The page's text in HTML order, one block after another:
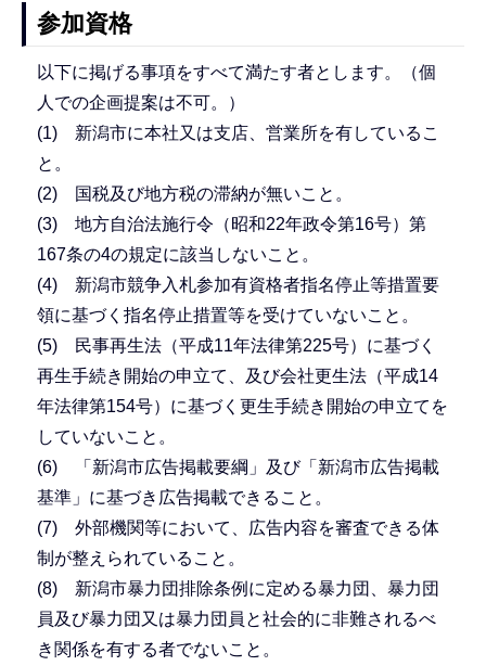
参加資格
以下に掲げる事項をすべて満たす者とします。（個
人での企画提案は不可。）
(1) 新潟市に本社又は支店、営業所を有しているこ
と。
(2) 国税及び地方税の滞納が無いこと。
(3) 地方自治法施行令（昭和22年政令第16号）第
167条の4の規定に該当しないこと。
(4) 新潟市競争入札参加有資格者指名停止等措置要
領に基づく指名停止措置等を受けていないこと。
(5) 民事再生法（平成11年法律第225号）に基づく
再生手続き開始の申立て、及び会社更生法（平成14
年法律第154号）に基づく更生手続き開始の申立てを
していないこと。
(6) 「新潟市広告掲載要綱」及び「新潟市広告掲載
基準」に基づき広告掲載できること。
(7) 外部機関等において、広告内容を審査できる体
制が整えられていること。
(8) 新潟市暴力団排除条例に定める暴力団、暴力団
員及び暴力団又は暴力団員と社会的に非難されるべ
き関係を有する者でないこと。